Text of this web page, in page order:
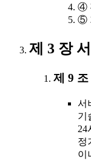
④
⑤
제 3 장
제 9
서
기
24
정
이